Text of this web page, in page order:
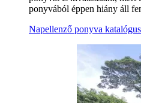
ponyvából éppen hiány áll
Napellenző ponyva